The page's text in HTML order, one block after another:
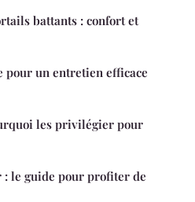
battants : confort et
pour un entretien efficace
les privilégier pour
: le guide pour profiter de